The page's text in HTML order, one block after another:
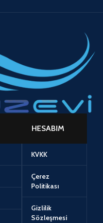
HESABIM
KVKK
Çerez
Politikası
Gizlilik
Sözleşmesi